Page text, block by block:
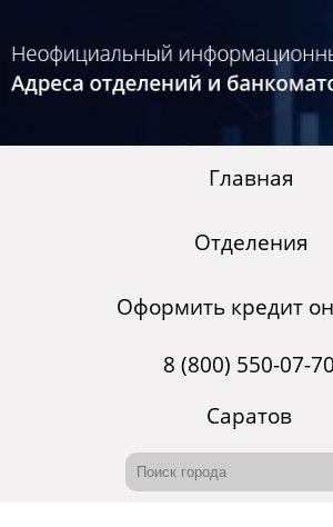
Главная
Отделения
Оформить кредит
8 (800) 550-07-70
Саратов